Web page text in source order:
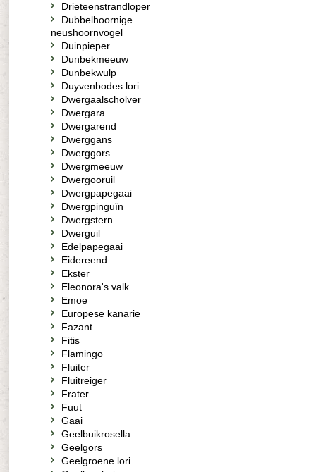
Drieteenstrandloper
Dubbelhoornige
neushoornvogel
Duinpieper
Dunbekmeeuw
Dunbekwulp
Duyvenbodes lori
Dwergaalscholver
Dwergara
Dwergarend
Dwerggans
Dwerggors
Dwergmeeuw
Dwergooruil
Dwergpapegaai
Dwergpinguïn
Dwergstern
Dwerguil
Edelpapegaai
Eidereend
Ekster
Eleonora's valk
Emoe
Europese kanarie
Fazant
Fitis
Flamingo
Fluiter
Fluitreiger
Frater
Fuut
Gaai
Geelbuikrosella
Geelgors
Geelgroene lori